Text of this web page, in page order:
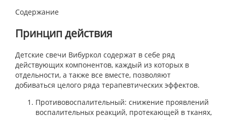
Содержание
Принцип действия
Детские свечи Вибуркол содержат в себе ряд
действующих компонентов, каждый из которых в
отдельности, а также все вместе, позволяют
добиваться целого ряда терапевтических эффектов.
Противовоспалительный: снижение проявлений
воспалительных реакций, протекающей в тканях,